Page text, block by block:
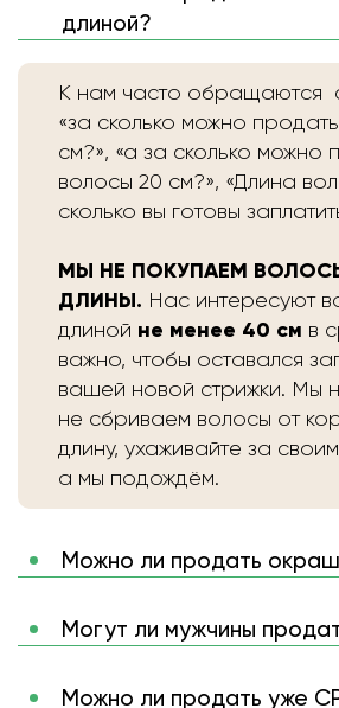
длиной?
К нам часто обращаются
«за сколько можно
см?», «а за сколько можно
волосы 20 см?», «Длина
сколько вы готовы
МЫ НЕ ПОКУПАЕМ
ДЛИНЫ. Нас интересуют
длиной не менее 40 см в
важно, чтобы оставался
вашей новой стрижки. Мы
не сбриваем волосы от
длину, ухаживайте за
а мы подождём.
Можно ли продать
Могут ли мужчины
Можно ли продать уже